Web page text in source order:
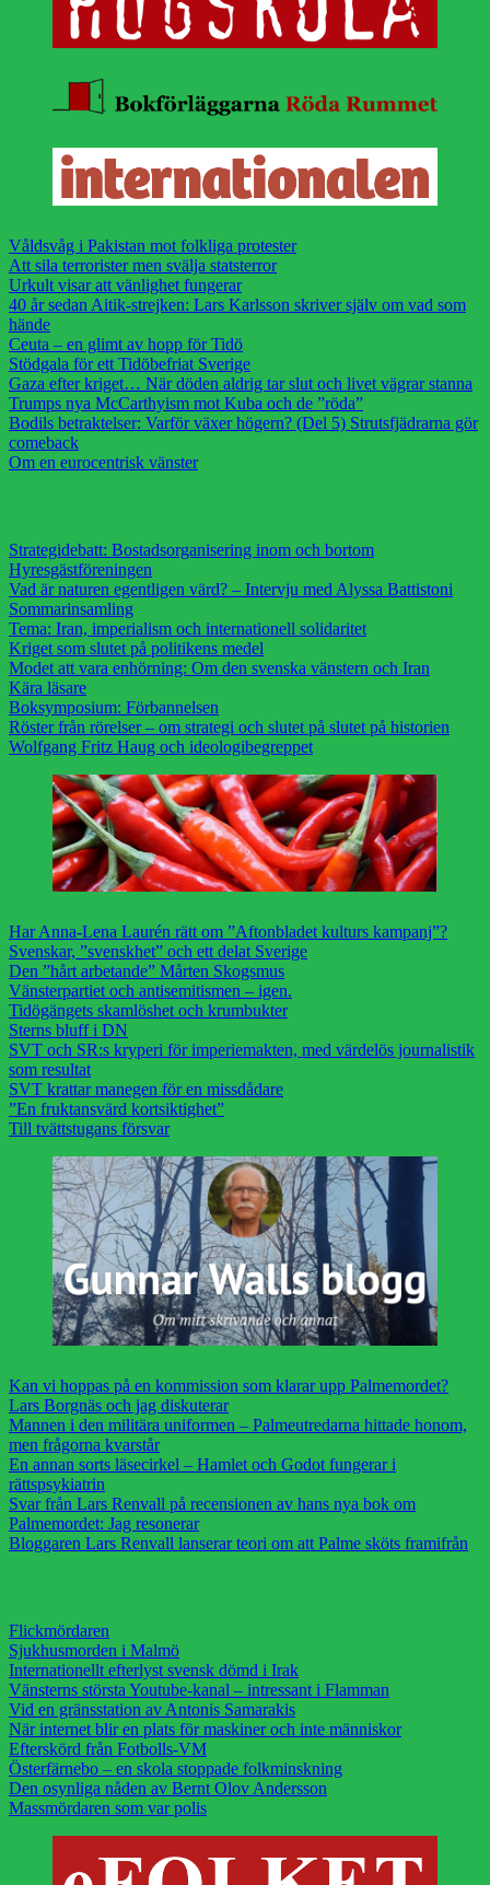
Våldsvåg i Pakistan mot folkliga protester
Att sila terrorister men svälja statsterror
Urkult visar att vänlighet fungerar
40 år sedan Aitik-strejken: Lars Karlsson skriver själv om vad som
hände
Ceuta – en glimt av hopp för Tidö
Stödgala för ett Tidöbefriat Sverige
Gaza efter kriget… När döden aldrig tar slut och livet vägrar stanna
Trumps nya McCarthyism mot Kuba och de ”röda”
Bodils betraktelser: Varför växer högern? (Del 5) Strutsfjädrarna gör
comeback
Om en eurocentrisk vänster
Strategidebatt: Bostadsorganisering inom och bortom
Hyresgästföreningen
Vad är naturen egentligen värd? – Intervju med Alyssa Battistoni
Sommarinsamling
Tema: Iran, imperialism och internationell solidaritet
Kriget som slutet på politikens medel
Modet att vara enhörning: Om den svenska vänstern och Iran
Kära läsare
Boksymposium: Förbannelsen
Röster från rörelser – om strategi och slutet på slutet på historien
Wolfgang Fritz Haug och ideologibegreppet
Har Anna-Lena Laurén rätt om ”Aftonbladet kulturs kampanj”?
Svenskar, ”svenskhet” och ett delat Sverige
Den ”hårt arbetande” Mårten Skogsmus
Vänsterpartiet och antisemitismen – igen.
Tidögängets skamlöshet och krumbukter
Sterns bluff i DN
SVT och SR:s kryperi för imperiemakten, med värdelös journalistik
som resultat
SVT krattar manegen för en missdådare
”En fruktansvärd kortsiktighet”
Till tvättstugans försvar
Kan vi hoppas på en kommission som klarar upp Palmemordet?
Lars Borgnäs och jag diskuterar
Mannen i den militära uniformen – Palmeutredarna hittade honom,
men frågorna kvarstår
En annan sorts läsecirkel – Hamlet och Godot fungerar i
rättspsykiatrin
Svar från Lars Renvall på recensionen av hans nya bok om
Palmemordet: Jag resonerar
Bloggaren Lars Renvall lanserar teori om att Palme sköts framifrån
Flickmördaren
Sjukhusmorden i Malmö
Internationellt efterlyst svensk dömd i Irak
Vänsterns största Youtube-kanal – intressant i Flamman
Vid en gränsstation av Antonis Samarakis
När internet blir en plats för maskiner och inte människor
Efterskörd från Fotbolls-VM
Österfärnebo – en skola stoppade folkminskning
Den osynliga nåden av Bernt Olov Andersson
Massmördaren som var polis